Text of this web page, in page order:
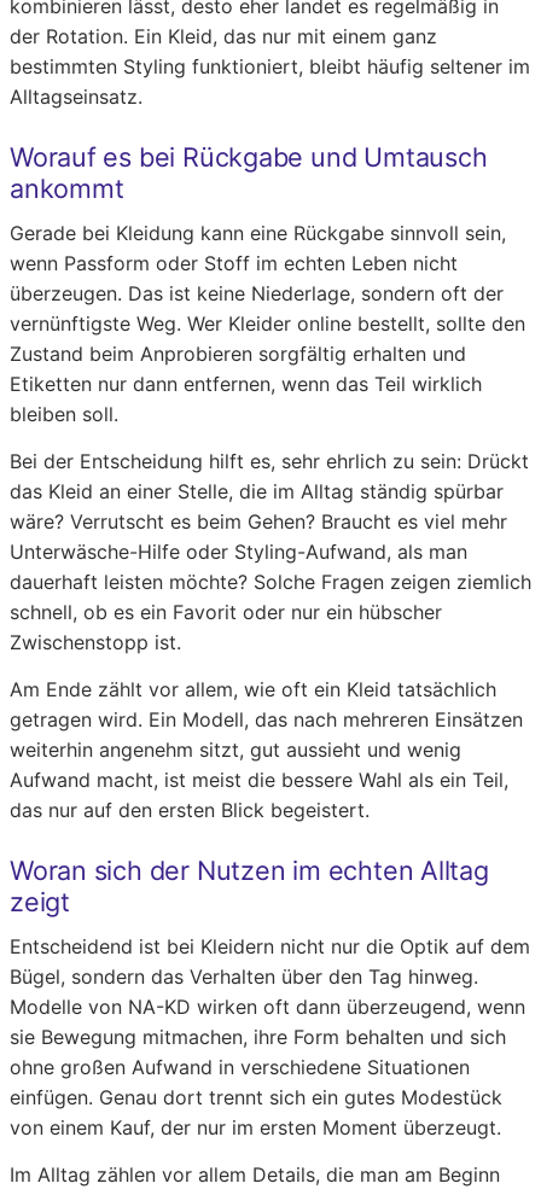
kombinieren lässt, desto eher landet es regelmäßig in
der Rotation. Ein Kleid, das nur mit einem ganz
bestimmten Styling funktioniert, bleibt häufig seltener im
Alltagseinsatz.
Worauf es bei Rückgabe und Umtausch
ankommt
Gerade bei Kleidung kann eine Rückgabe sinnvoll sein,
wenn Passform oder Stoff im echten Leben nicht
überzeugen. Das ist keine Niederlage, sondern oft der
vernünftigste Weg. Wer Kleider online bestellt, sollte den
Zustand beim Anprobieren sorgfältig erhalten und
Etiketten nur dann entfernen, wenn das Teil wirklich
bleiben soll.
Bei der Entscheidung hilft es, sehr ehrlich zu sein: Drückt
das Kleid an einer Stelle, die im Alltag ständig spürbar
wäre? Verrutscht es beim Gehen? Braucht es viel mehr
Unterwäsche-Hilfe oder Styling-Aufwand, als man
dauerhaft leisten möchte? Solche Fragen zeigen ziemlich
schnell, ob es ein Favorit oder nur ein hübscher
Zwischenstopp ist.
Am Ende zählt vor allem, wie oft ein Kleid tatsächlich
getragen wird. Ein Modell, das nach mehreren Einsätzen
weiterhin angenehm sitzt, gut aussieht und wenig
Aufwand macht, ist meist die bessere Wahl als ein Teil,
das nur auf den ersten Blick begeistert.
Woran sich der Nutzen im echten Alltag
zeigt
Entscheidend ist bei Kleidern nicht nur die Optik auf dem
Bügel, sondern das Verhalten über den Tag hinweg.
Modelle von NA-KD wirken oft dann überzeugend, wenn
sie Bewegung mitmachen, ihre Form behalten und sich
ohne großen Aufwand in verschiedene Situationen
einfügen. Genau dort trennt sich ein gutes Modestück
von einem Kauf, der nur im ersten Moment überzeugt.
Im Alltag zählen vor allem Details, die man am Beginn